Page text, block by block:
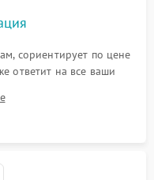
сориентирует по цене
ответит на все ваши